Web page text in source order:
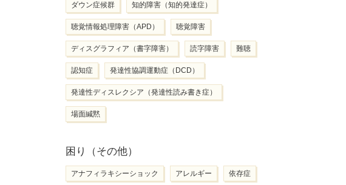
ダウン症候群 知的障害（知的発達症）
聴覚情報処理障害（APD） 聴覚障害
ディスグラフィア（書字障害） 読字障害 難聴
認知症 発達性協調運動症（DCD）
発達性ディスレクシア（発達性読み書き症）
場面緘黙
困り（その他）
アナフィラキシーショック アレルギー 依存症